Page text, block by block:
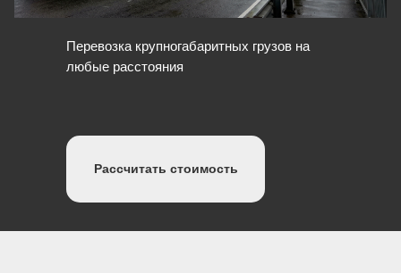
Перевозка крупногабаритных грузов на
любые расстояния
Рассчитать стоимость